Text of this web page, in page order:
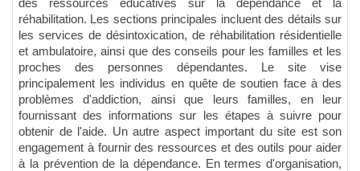
des ressources éducatives sur la dépendance et la
réhabilitation. Les sections principales incluent des détails sur
les services de désintoxication, de réhabilitation résidentielle
et ambulatoire, ainsi que des conseils pour les familles et les
proches des personnes dépendantes. Le site vise
principalement les individus en quête de soutien face à des
problèmes d'addiction, ainsi que leurs familles, en leur
fournissant des informations sur les étapes à suivre pour
obtenir de l'aide. Un autre aspect important du site est son
engagement à fournir des ressources et des outils pour aider
à la prévention de la dépendance. En termes d'organisation,